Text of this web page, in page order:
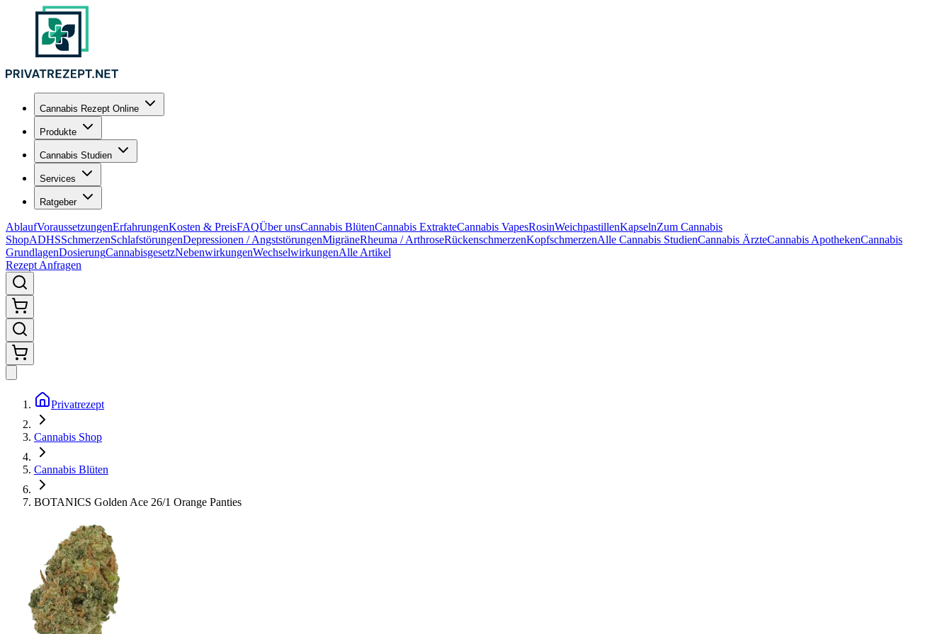
Cannabis Rezept Online
Produkte
Cannabis Studien
Services
Ratgeber
AblaufVoraussetzungenErfahrungenKosten & PreisFAQÜber unsCannabis BlütenCannabis ExtrakteCannabis VapesRosinWeichpastillenKapselnZum Cannabis
ShopADHSSchmerzenSchlafstörungenDepressionen / AngststörungenMigräneRheuma / ArthroseRückenschmerzenKopfschmerzenAlle Cannabis StudienCannabis ÄrzteCannabis ApothekenCannabis
GrundlagenDosierungCannabisgesetzNebenwirkungenWechselwirkungenAlle Artikel
Rezept Anfragen
Privatrezept
Cannabis Shop
Cannabis Blüten
BOTANICS Golden Ace 26/1 Orange Panties